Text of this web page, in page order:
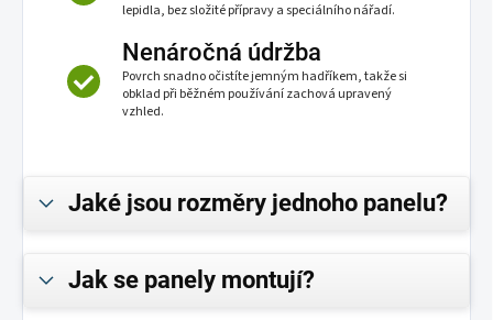
lepidla, bez složité přípravy a speciálního nářadí.
Nenáročná údržba
Povrch snadno očistíte jemným hadříkem, takže si
obklad při běžném používání zachová upravený
vzhled.
Jaké jsou rozměry jednoho panelu?
Jak se panely montují?